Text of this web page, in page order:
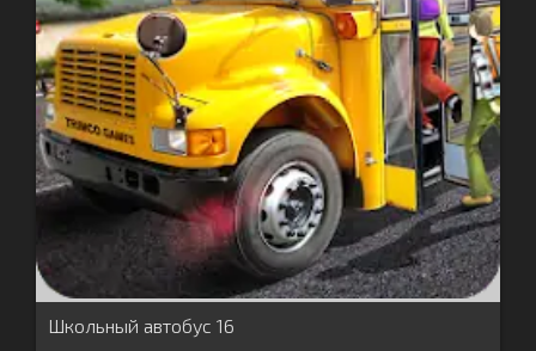
Школьный автобус 16